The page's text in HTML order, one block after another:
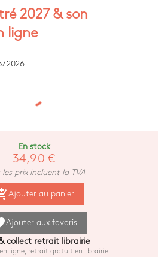
2027 & son
ligne
2026
En stock
34,90 €
les prix incluent la TVA
Ajouter au panier
Ajouter aux favoris
collect retrait librairie
en ligne, retrait gratuit en librairie